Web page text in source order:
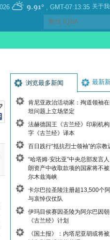
GMT-07:13:35
, Friday 07 August 2026
9.91° 关于
浏览最多新闻 最新
肯尼亚政治活动家：殉道领袖
坦问题上立场坚定
法赫德国王《古兰经》印刷机
字《古兰经》译本
百日践行“抵抗烈士领袖”的宗教
“哈塔姆·安比亚”中央总部发言
朗资产中收取款项的国家将不
尔木兹海峡
卡尔巴拉圣陵注册超13,500个
与哀悼仪仗队
伊玛目侯赛因圣陵为阿尔巴因
《古兰经》计划
《国土报》：内塔尼亚胡或将